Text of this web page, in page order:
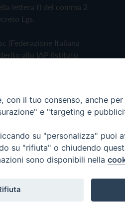
lettera f) del comma 2
Lgs.
(Federazione Italiana
allo IAP (Istituto
il tuo consenso, anche
e "targeting e
su "personalizza" puoi
su "rifiuta" o chiudendo
sono disponibili nella